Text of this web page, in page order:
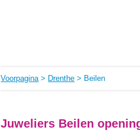
Voorpagina> Drenthe > Beilen
Juweliers Beilen